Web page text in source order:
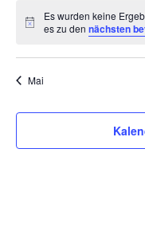
Hinweis
Es wurden keine
es zu dennächsten
Mai